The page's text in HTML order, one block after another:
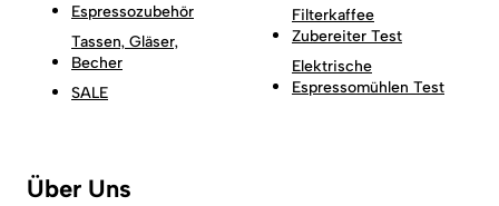
Espressozubehör
Tassen, Gläser,
Becher
SALE
Filterkaffee
Zubereiter Test
Elektrische
Espressomühlen Test
Über Uns